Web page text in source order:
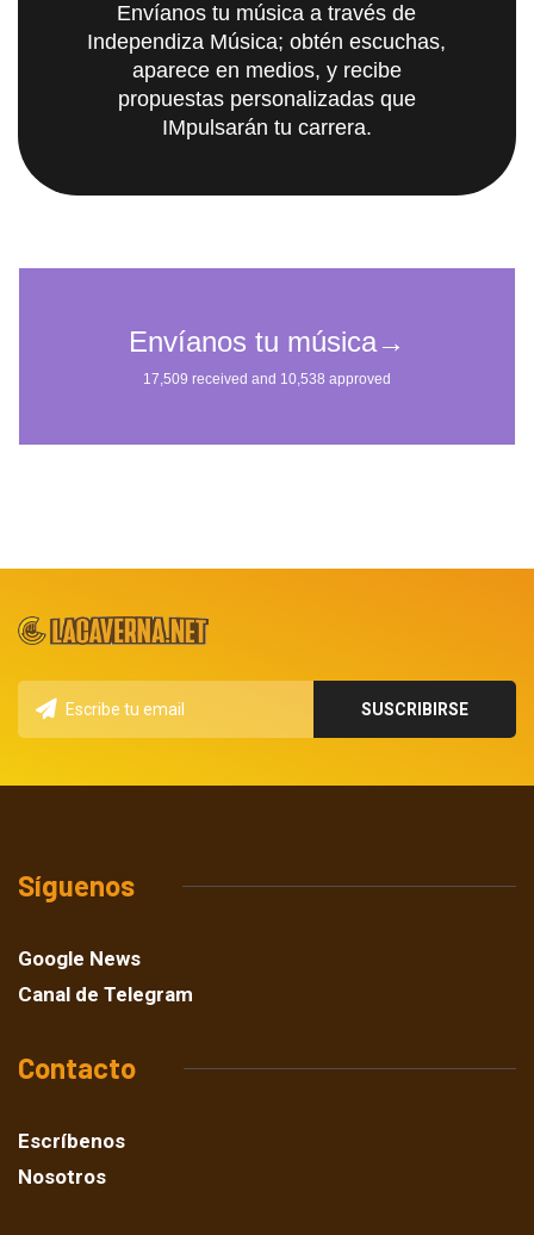
Envíanos tu música a través de
Independiza Música; obtén escuchas,
aparece en medios, y recibe
propuestas personalizadas que
IMpulsarán tu carrera.
Síguenos
Google News
Canal de Telegram
Contacto
Escríbenos
Nosotros